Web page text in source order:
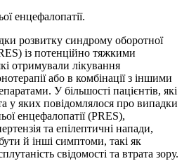
енцефалопатії.
розвитку синдрому оборотної
із потенційно тяжкими
отримували лікування
або в комбінації з іншими
У більшості пацієнтів, які
у яких повідомлялося про випадки
енцефалопатії (PRES),
та епілептичні напади,
й інші симптоми, такі як
свідомості та втрата зору.